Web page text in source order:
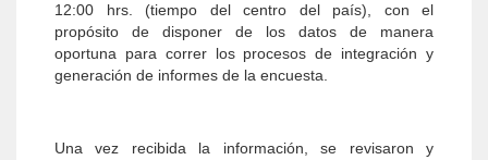
12:00 hrs. (tiempo del centro del país), con el
propósito de disponer de los datos de manera
oportuna para correr los procesos de integración y
generación de informes de la encuesta.
Una vez recibida la información, se revisaron y